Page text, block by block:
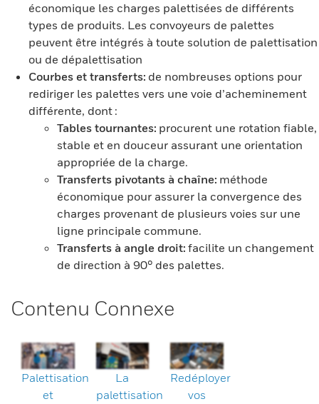
économique les charges palettisées de différents
types de produits. Les convoyeurs de palettes
peuvent être intégrés à toute solution de palettisation
ou de dépalettisation
Courbes et transferts: de nombreuses options pour
rediriger les palettes vers une voie d’acheminement
différente, dont :
Tables tournantes: procurent une rotation fiable,
stable et en douceur assurant une orientation
appropriée de la charge.
Transferts pivotants à chaîne: méthode
économique pour assurer la convergence des
charges provenant de plusieurs voies sur une
ligne principale commune.
Transferts à angle droit: facilite un changement
de direction à 90° des palettes.
Contenu Connexe
Palettisation
et
La
palettisation
Redéployer
vos